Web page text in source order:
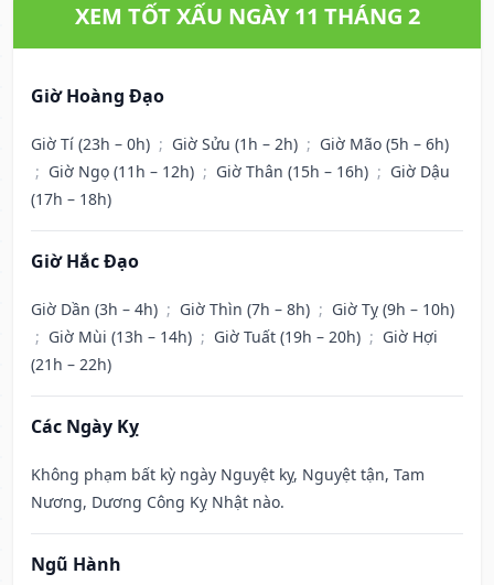
XEM TỐT XẤU NGÀY 11 THÁNG 2
Giờ Hoàng Đạo
Giờ Tí (23h – 0h) ; Giờ Sửu (1h – 2h) ; Giờ Mão (5h – 6h)
; Giờ Ngọ (11h – 12h) ; Giờ Thân (15h – 16h) ; Giờ Dậu
(17h – 18h)
Giờ Hắc Đạo
Giờ Dần (3h – 4h) ; Giờ Thìn (7h – 8h) ; Giờ Tỵ (9h – 10h)
; Giờ Mùi (13h – 14h) ; Giờ Tuất (19h – 20h) ; Giờ Hợi
(21h – 22h)
Các Ngày Kỵ
Không phạm bất kỳ ngày Nguyệt kỵ, Nguyệt tận, Tam
Nương, Dương Công Kỵ Nhật nào.
Ngũ Hành